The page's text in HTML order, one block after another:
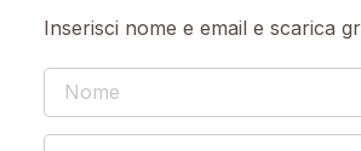
Inserisci nome e email e scarica